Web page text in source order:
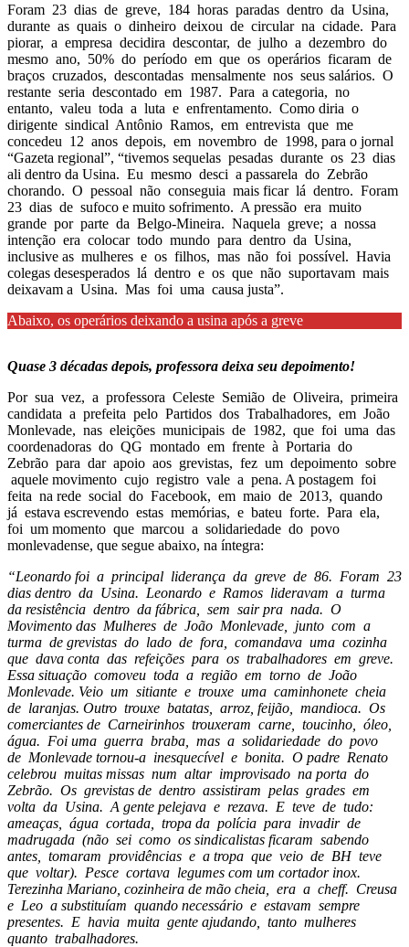
Foram 23 dias de greve, 184 horas paradas dentro da Usina,
durante as quais o dinheiro deixou de circular na cidade. Para
piorar, a empresa decidira descontar, de julho a dezembro do
mesmo ano, 50% do período em que os operários ficaram de
braços cruzados, descontadas mensalmente nos seus salários. O
restante seria descontado em 1987. Para a categoria, no
entanto, valeu toda a luta e enfrentamento. Como diria o
dirigente sindical Antônio Ramos, em entrevista que me
concedeu 12 anos depois, em novembro de 1998, para o jornal
“Gazeta regional”, “tivemos sequelas pesadas durante os 23 dias
ali dentro da Usina. Eu mesmo desci a passarela do Zebrão
chorando. O pessoal não conseguia mais ficar lá dentro. Foram
23 dias de sufoco e muito sofrimento. A pressão era muito
grande por parte da Belgo-Mineira. Naquela greve; a nossa
intenção era colocar todo mundo para dentro da Usina,
inclusive as mulheres e os filhos, mas não foi possível. Havia
colegas desesperados lá dentro e os que não suportavam mais
deixavam a Usina. Mas foi uma causa justa”.
Abaixo, os operários deixando a usina após a greve
Quase 3 décadas depois, professora deixa seu depoimento!
Por sua vez, a professora Celeste Semião de Oliveira, primeira
candidata a prefeita pelo Partidos dos Trabalhadores, em João
Monlevade, nas eleições municipais de 1982, que foi uma das
coordenadoras do QG montado em frente à Portaria do
Zebrão para dar apoio aos grevistas, fez um depoimento sobre
aquele movimento cujo registro vale a pena. A postagem foi
feita na rede social do Facebook, em maio de 2013, quando
já estava escrevendo estas memórias, e bateu forte. Para ela,
foi um momento que marcou a solidariedade do povo
monlevadense, que segue abaixo, na íntegra:
“Leonardo foi a principal liderança da greve de 86. Foram 23
dias dentro da Usina. Leonardo e Ramos lideravam a turma
da resistência dentro da fábrica, sem sair pra nada. O
Movimento das Mulheres de João Monlevade, junto com a
turma de grevistas do lado de fora, comandava uma cozinha
que dava conta das refeições para os trabalhadores em greve.
Essa situação comoveu toda a região em torno de João
Monlevade. Veio um sitiante e trouxe uma caminhonete cheia
de laranjas. Outro trouxe batatas, arroz, feijão, mandioca. Os
comerciantes de Carneirinhos trouxeram carne, toucinho, óleo,
água. Foi uma guerra braba, mas a solidariedade do povo
de Monlevade tornou-a inesquecível e bonita. O padre Renato
celebrou muitas missas num altar improvisado na porta do
Zebrão. Os grevistas de dentro assistiram pelas grades em
volta da Usina. A gente pelejava e rezava. E teve de tudo:
ameaças, água cortada, tropa da polícia para invadir de
madrugada (não sei como os sindicalistas ficaram sabendo
antes, tomaram providências e a tropa que veio de BH teve
que voltar). Pesce cortava legumes com um cortador inox.
Terezinha Mariano, cozinheira de mão cheia, era a cheff. Creusa
e Leo a substituíam quando necessário e estavam sempre
presentes. E havia muita gente ajudando, tanto mulheres
quanto trabalhadores.